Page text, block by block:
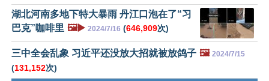
湖北河南多地下特大暴雨 丹江口泡在了“习
巴克”咖啡里 🖼️▶️ 2024/7/16 (646,909次)
三中全会乱象 习近平还没放大招就被放鸽子 🖼️ 2024/7/15
(131,152次)